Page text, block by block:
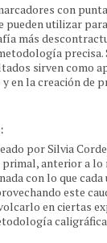
con
pueden utilizar
más
precisa.
sirven como
en la creación de
por Silvia
primal, anterior a lo
con lo que
este
en ciertas